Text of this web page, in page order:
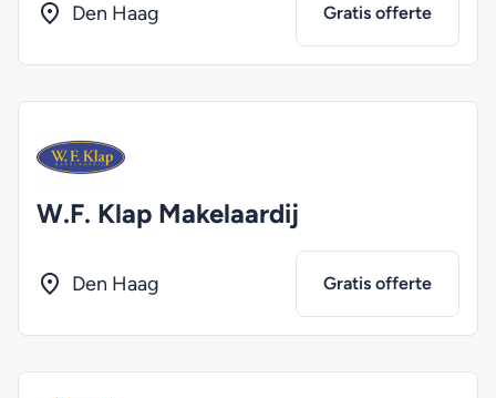
Den Haag Gratis offerte
W.F. Klap Makelaardij
Den Haag Gratis offerte